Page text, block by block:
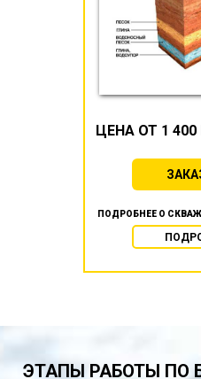
ЦЕНА ОТ 1
ПОДРОБНЕЕ О
ЭТАПЫ РАБОТЫ ПО